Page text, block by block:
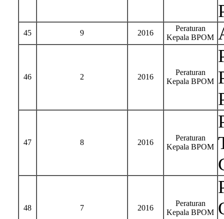
45 9 2016
Peraturan
Kepala BPOM
46 2 2016
Peraturan
Kepala BPOM
47 8 2016
Peraturan
Kepala BPOM
48 7 2016
Peraturan
Kepala BPOM